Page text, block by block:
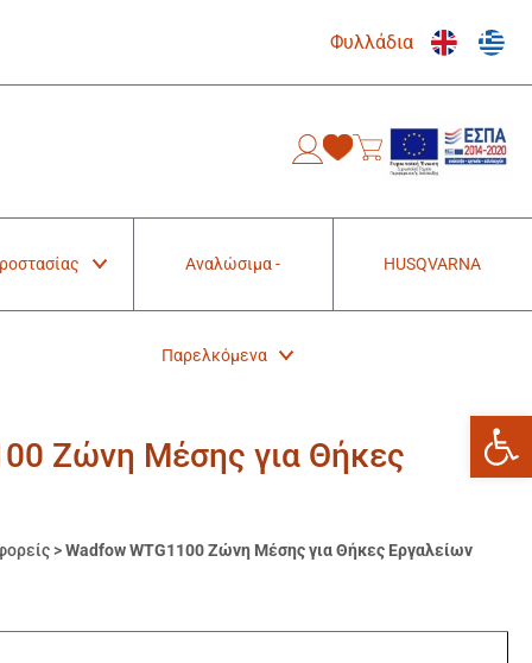
Φυλλάδια
Αναλώσιμα -
Παρελκόμενα
HUSQVARNA
Ζώνη Μέσης για Θήκες
>Wadfow WTG1100 Ζώνη Μέσης για Θήκες Εργαλείων